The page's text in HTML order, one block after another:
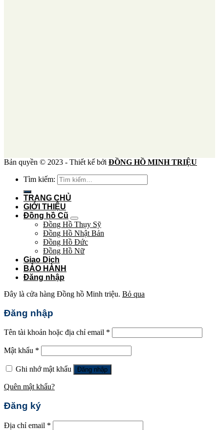
Bản quyền © 2023 - Thiết kế bởi ĐỒNG HỒ MINH TRIỆU
Tìm kiếm:
TRANG CHỦ
GIỚI THIỆU
Đồng hồ Cũ
Đồng Hồ Thụy Sỹ
Đồng Hồ Nhật Bản
Đồng Hồ Đức
Đồng Hồ Nữ
Giao Dịch
BẢO HÀNH
Đăng nhập
Đây là cửa hàng Đồng hồ Minh triệu. Bỏ qua
Đăng nhập
Tên tài khoản hoặc địa chỉ email *
Mật khẩu *
Ghi nhớ mật khẩu Đăng nhập
Quên mật khẩu?
Đăng ký
Địa chỉ email *